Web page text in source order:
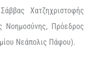
Χατζηχριστοφής
Νοημοσύνης, Πρόεδρος
Νεάπολις Πάφου).